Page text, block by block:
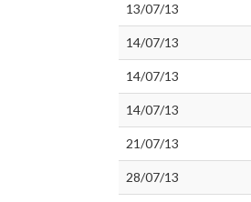
13/07/13
14/07/13
14/07/13
14/07/13
21/07/13
28/07/13